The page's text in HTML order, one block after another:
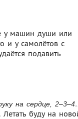
у машин души или
и у самолётов с
подавить
на сердце,
буду на